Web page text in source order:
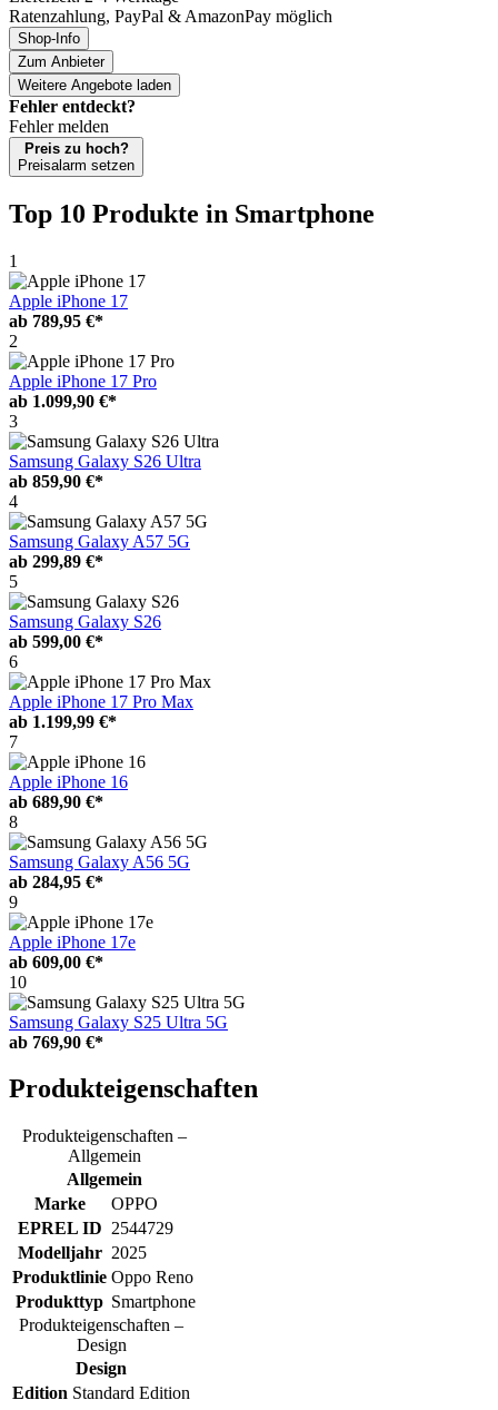
Ratenzahlung, PayPal & AmazonPay möglich
Shop-Info
Zum Anbieter
Weitere Angebote laden
Fehler entdeckt?
Fehler melden
Preis zu hoch?
Preisalarm setzen
Top 10 Produkte in Smartphone
1
Apple iPhone 17
ab 789,95 €*
2
Apple iPhone 17 Pro
ab 1.099,90 €*
3
Samsung Galaxy S26 Ultra
ab 859,90 €*
4
Samsung Galaxy A57 5G
ab 299,89 €*
5
Samsung Galaxy S26
ab 599,00 €*
6
Apple iPhone 17 Pro Max
ab 1.199,99 €*
7
Apple iPhone 16
ab 689,90 €*
8
Samsung Galaxy A56 5G
ab 284,95 €*
9
Apple iPhone 17e
ab 609,00 €*
10
Samsung Galaxy S25 Ultra 5G
ab 769,90 €*
Produkteigenschaften
Produkteigenschaften –
Allgemein
Allgemein
Marke
OPPO
EPREL ID 2544729
Modelljahr 2025
Produktlinie Oppo Reno
Produkttyp Smartphone
Produkteigenschaften –
Design
Design
Edition Standard Edition